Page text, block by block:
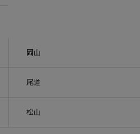
岡山
尾道
松山